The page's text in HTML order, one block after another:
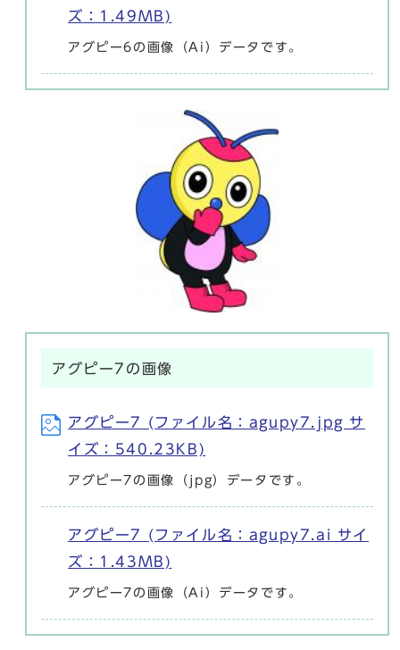
ズ：1.49MB)
アグピー6の画像（Ai）データです。
アグピー7の画像
アグピー7 (ファイル名：agupy7.jpg サ
イズ：540.23KB)
アグピー7の画像（jpg）データです。
アグピー7 (ファイル名：agupy7.ai サイ
ズ：1.43MB)
アグピー7の画像（Ai）データです。